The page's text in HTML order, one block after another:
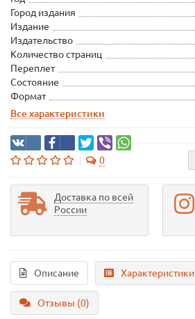
Город издания
Издание
Издательство
Количество страниц
Переплет
Состояние
Формат
Все характеристики
0
Доставка по всей
России
Описание Характеристики
Отзывы (0)